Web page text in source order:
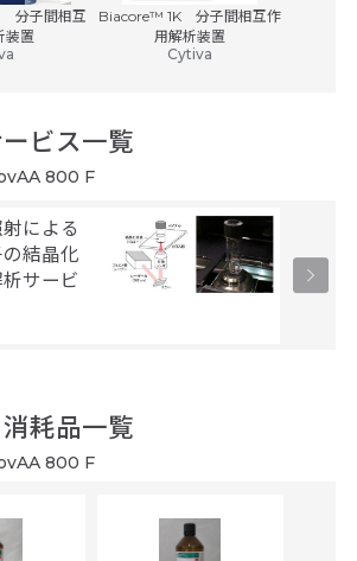
分子間相互
装置
Biacore™ 1K 分子間相互作
用解析装置
Cytiva
ビス一覧
800 F
による
結晶化
サービ
タン
及び
耗品一覧
800 F